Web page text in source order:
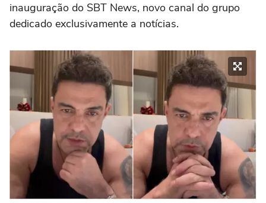
inauguração do SBT News, novo canal do grupo
dedicado exclusivamente a notícias.